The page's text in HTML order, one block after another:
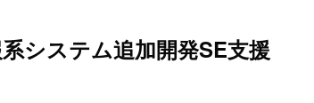
システム追加開発SE支援